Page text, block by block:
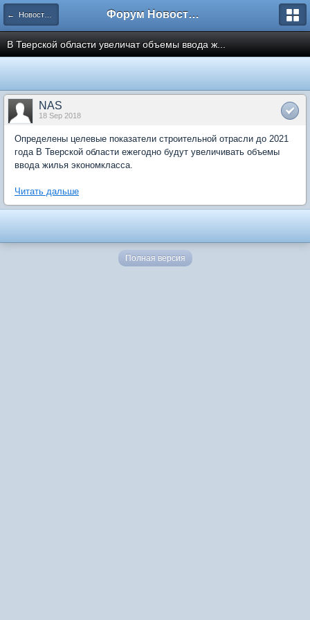
← Новости рынка недвижимости Форум Новостройки
В Тверской области увеличат объемы ввода ж...
NAS
18 Sep 2018
Определены целевые показатели строительной отрасли до 2021
года В Тверской области ежегодно будут увеличивать объемы
ввода жилья экономкласса.
Читать дальше
Полная версия